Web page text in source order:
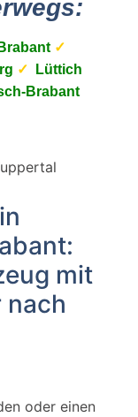
✓
✓ Lüttich
Brabant
mit
nach
oder einen